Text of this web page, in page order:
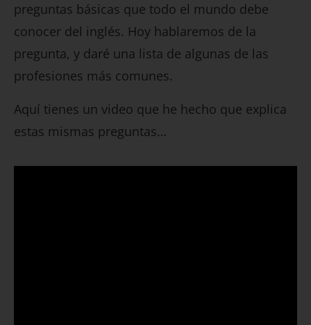
preguntas básicas que todo el mundo debe
conocer del inglés. Hoy hablaremos de la
pregunta, y daré una lista de algunas de las
profesiones más comunes.
Aquí tienes un video que he hecho que explica
estas mismas preguntas…